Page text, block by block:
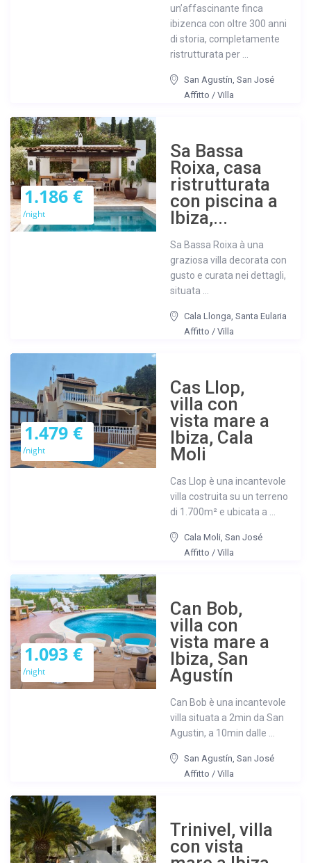
un’affascinante finca
ibizenca con oltre 300 anni
di storia, completamente
ristrutturata per ...
San Agustín,San José
Affitto /Villa
1.186 €
/night
Sa Bassa
Roixa, casa
ristrutturata
con piscina a
Ibiza,...
Sa Bassa Roixa à una
graziosa villa decorata con
gusto e curata nei dettagli,
situata ...
Cala Llonga,Santa Eularia
Affitto /Villa
1.479 €
/night
Cas Llop,
villa con
vista mare a
Ibiza, Cala
Moli
Cas Llop è una incantevole
villa costruita su un terreno
di 1.700m² e ubicata a ...
Cala Moli,San José
Affitto /Villa
1.093 €
/night
Can Bob,
villa con
vista mare a
Ibiza, San
Agustín
Can Bob è una incantevole
villa situata a 2min da San
Agustin, a 10min dalle ...
San Agustín,San José
Affitto /Villa
Trinivel, villa
con vista